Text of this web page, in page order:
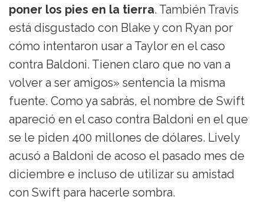
poner los pies en la tierra. También Travis
está disgustado con Blake y con Ryan por
cómo intentaron usar a Taylor en el caso
contra Baldoni. Tienen claro que no van a
volver a ser amigos» sentencia la misma
fuente. Como ya sabrás, el nombre de Swift
apareció en el caso contra Baldoni en el que
se le piden 400 millones de dólares. Lively
acusó a Baldoni de acoso el pasado mes de
diciembre e incluso de utilizar su amistad
con Swift para hacerle sombra.